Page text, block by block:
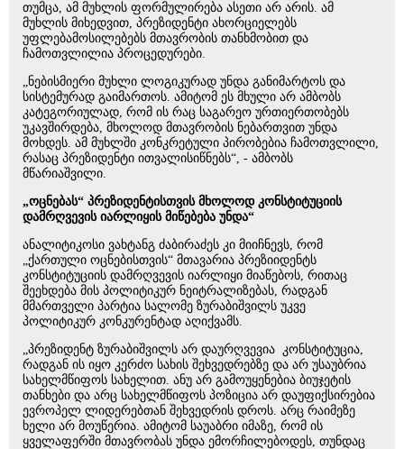
თუმცა, ამ მუხლის ფორმულირება ასეთი არ არის. ამ
მუხლის მიხედვით, პრეზიდენტი ახორციელებს
უფლებამოსილებებს მთავრობის თანხმობით და
ჩამოთვლილია პროცედურები.
„ნებისმიერი მუხლი ლოგიკურად უნდა განიმარტოს და
სისტემურად გაიმართოს. ამიტომ ეს მხული არ ამბობს
კატეგორიულად, რომ ის რაც საგარეო ურთიერთობებს
უკავშირდება, მხოლოდ მთავრობის ნებართვით უნდა
მოხდეს. ამ მუხლში კონკრეტული პირობებია ჩამოთვლილი,
რასაც პრეზიდენტი ითვალისიწნებს“, - ამბობს
მწარიაშვილი.
„ოცნებას“ პრეზიდენტისთვის მხოლოდ კონსტიტუციის
დამრღვევის იარლიყის მიწებება უნდა“
ანალიტიკოსი ვახტანგ ძაბირაძეს კი მიიჩნევს, რომ
„ქართული ოცნებისთვის“ მთავარია პრეზიიდენტს
კონსტიტუციის დამრღვევის იარლიყი მიაწებოს, რითაც
შეეხდება მის პოლიტიკურ ნეიტრალიზებას, რადგან
მმართველი პარტია სალომე ზურაბიშვილს უკვე
პოლიტიკურ კონკურენტად აღიქვამს.
„პრეზიდენტ ზურაბიშვილს არ დაურღვევია კონსტიტუცია,
რადგან ის იყო კერძო სახის შეხვედრებზე და არ უსაუბრია
სახელმწიფოს სახელით. ანუ არ გამოუყენებია ბიუჯეტის
თანხები და არც სახელმწიფოს პოზიცია არ დაუფიქსირებია
ევროპელ ლიდერებთან შეხვედრის დროს. არც რაიმეზე
ხელი არ მოუწერია. ამიტომ საუაბრი იმაზე, რომ ის
ყველაფერში მთავრობას უნდა ემორჩილებოდეს, თუნდაც